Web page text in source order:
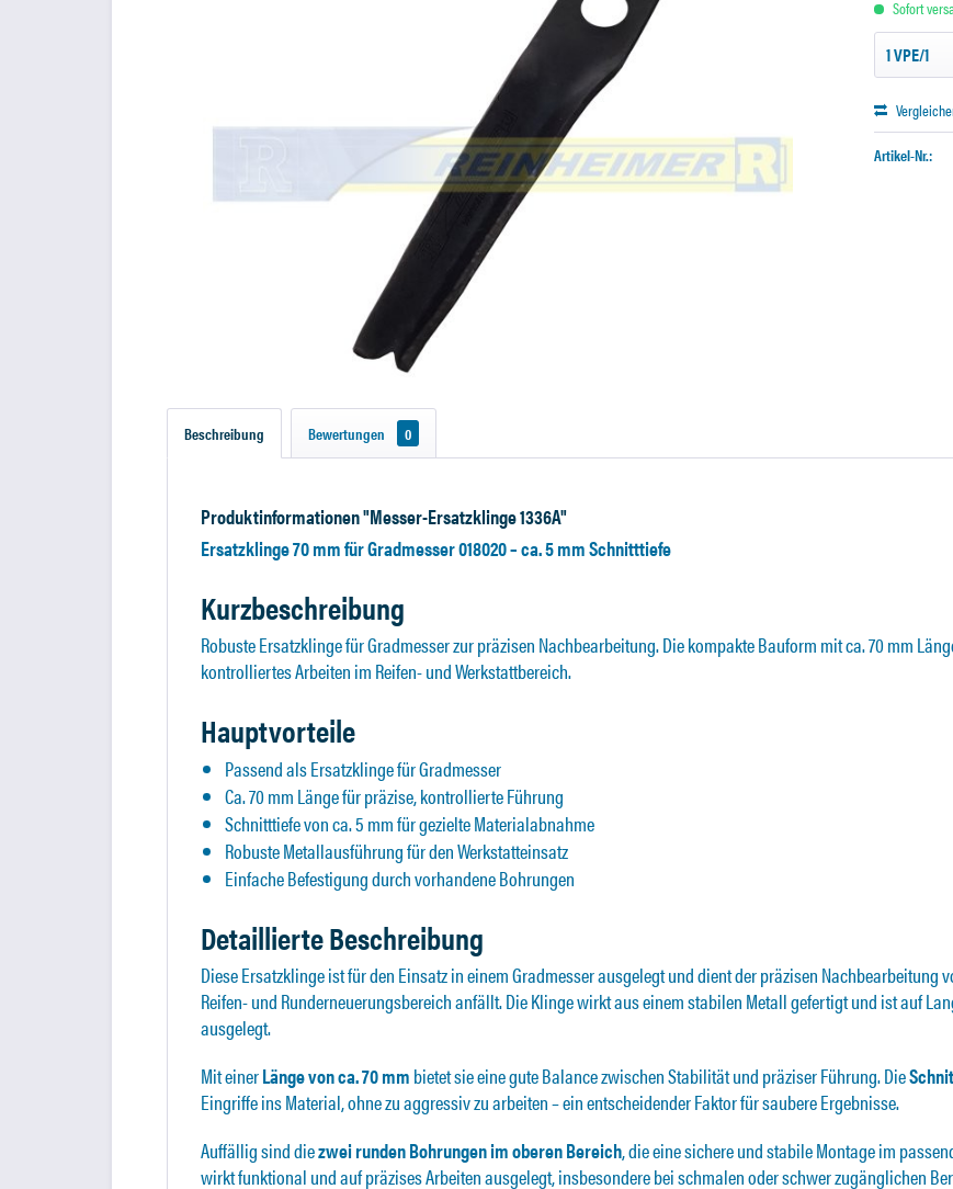
Sofort
Artikel-Nr.:
Beschreibung Bewertungen 0
Produktinformationen "Messer-Ersatzklinge 1336A"
Ersatzklinge 70 mm für Gradmesser 018020 – ca. 5 mm Schnitttiefe
Kurzbeschreibung
Robuste Ersatzklinge für Gradmesser zur präzisen Nachbearbeitung. Die kompakte Bauform mit ca. 70 mm
kontrolliertes Arbeiten im Reifen- und Werkstattbereich.
Hauptvorteile
Passend als Ersatzklinge für Gradmesser
Ca. 70 mm Länge für präzise, kontrollierte Führung
Schnitttiefe von ca. 5 mm für gezielte Materialabnahme
Robuste Metallausführung für den Werkstatteinsatz
Einfache Befestigung durch vorhandene Bohrungen
Detaillierte Beschreibung
Diese Ersatzklinge ist für den Einsatz in einem Gradmesser ausgelegt und dient der präzisen
Reifen- und Runderneuerungsbereich anfällt. Die Klinge wirkt aus einem stabilen Metall gefertigt und ist auf
ausgelegt.
Mit einerLänge von ca. 70 mm bietet sie eine gute Balance zwischen Stabilität und präziser Führung. Die
Eingriffe ins Material, ohne zu aggressiv zu arbeiten – ein entscheidender Faktor für saubere Ergebnisse.
Auffällig sind diezwei runden Bohrungen im oberen Bereich, die eine sichere und stabile Montage im
wirkt funktional und auf präzises Arbeiten ausgelegt, insbesondere bei schmalen oder schwer zugänglichen